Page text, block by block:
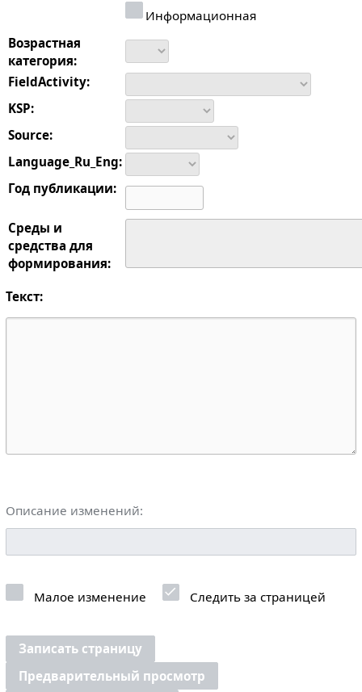
Информационная
Возрастная
категория:
FieldActivity:
KSP:
Source:
Language_Ru_Eng:
Год публикации:
Среды и
средства для
формирования:
Текст:
Описание изменений:
Малое изменение Следить за страницей
Записать страницу
Предварительный просмотр